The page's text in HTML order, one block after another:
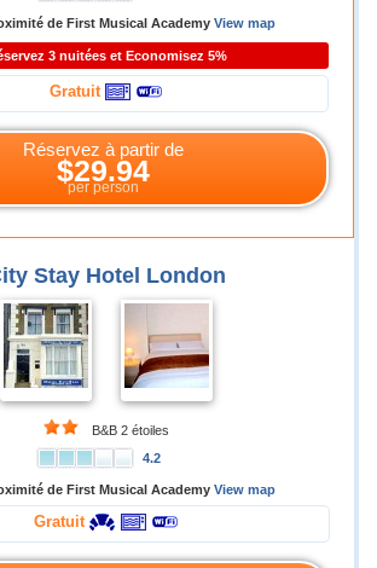
de First Musical Academy View map
3 nuitées et Economisez 5%
Gratuit
Réservez à partir de
$29.94
per person
Stay Hotel London
B&B 2 étoiles
4.2
de First Musical Academy View map
Gratuit